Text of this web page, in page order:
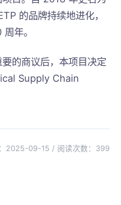
的品牌持续地进化，
年。
的商议后，本项目决定
Supply Chain
2025-09-15 / 阅读次数： 399